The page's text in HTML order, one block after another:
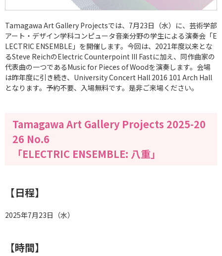
Tamagawa Art Gallery Projectsでは、7月23日（水）に、芸術学部
アート・デザイン学科コンピュータ音楽分野の学生による演奏会「E
LECTRIC ENSEMBLE」を開催します。今回は、2021年度以来とな
るSteve ReichのElectric Counterpoint III Fastに加え、同作曲家の
代表曲の一つであるMusic for Pieces of Woodを演奏します。会場
は昨年度に引き続き、University Concert Hall 2016 101 Arch Hall
となります。予約不要、入場無料です。是非ご来場ください。
Tamagawa Art Gallery Projects 2025-20
26 No.6
「ELECTRIC ENSEMBLE: 八重」
【日程】
2025年7月23日（水）
【時間】